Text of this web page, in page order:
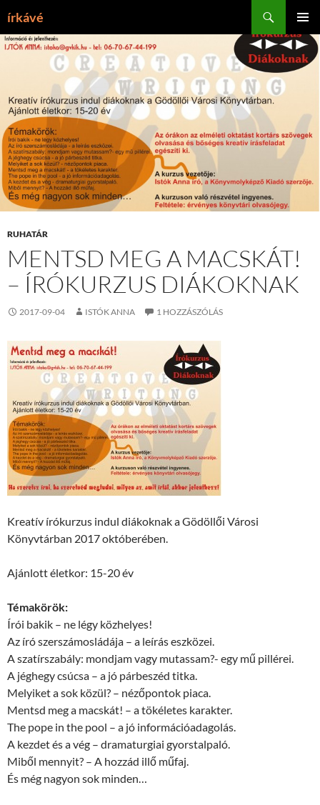
írkávé
MENÜ
RUHATÁR
MENTSD MEG A MACSKÁT!
– ÍRÓKURZUS DIÁKOKNAK
2017-09-04 ISTÓK ANNA 1 HOZZÁSZÓLÁS
Kreatív írókurzus indul diákoknak a Gödöllői Városi
Könyvtárban 2017 októberében.
Ajánlott életkor: 15-20 év
Témakörök:
Írói bakik – ne légy közhelyes!
Az író szerszámosládája – a leírás eszközei.
A szatírszabály: mondjam vagy mutassam?- egy mű pillérei.
A jéghegy csúcsa – a jó párbeszéd titka.
Melyiket a sok közül? – nézőpontok piaca.
Mentsd meg a macskát! – a tökéletes karakter.
The pope in the pool – a jó információadagolás.
A kezdet és a vég – dramaturgiai gyorstalpaló.
Miből mennyit? – A hozzád illő műfaj.
És még nagyon sok minden…